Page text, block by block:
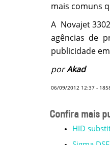
mais comuns
A Novajet
agências de
publicidade
porAkad
06/09/2012 12:37 -
Confira mais
HID